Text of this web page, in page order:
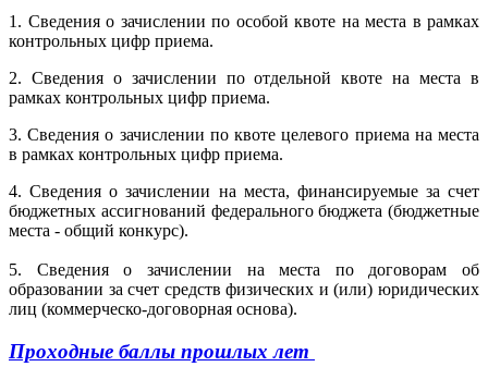
1. Сведения о зачислении по особой квоте на места в рамках
контрольных цифр приема.
2. Сведения о зачислении по отдельной квоте на места в
рамках контрольных цифр приема.
3. Сведения о зачислении по квоте целевого приема на места
в рамках контрольных цифр приема.
4. Сведения о зачислении на места, финансируемые за счет
бюджетных ассигнований федерального бюджета (бюджетные
места - общий конкурс).
5. Сведения о зачислении на места по договорам об
образовании за счет средств физических и (или) юридических
лиц (коммерческо-договорная основа).
Проходные баллы прошлых лет